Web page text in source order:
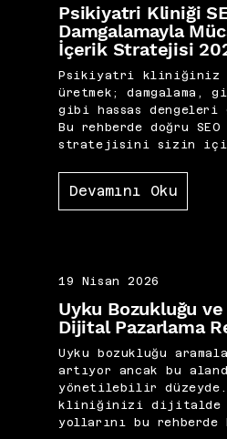
Psikiyatri Kliniği
Damgalamayla
İçerik Stratejisi
Psikiyatri kliniğiniz
üretmek; damgalama,
gibi hassas dengeleri
Bu rehberde doğru
stratejisini sizin
Devamını Oku
19 Nisan 2026
Uyku Bozukluğu
Dijital Pazarlama
Uyku bozukluğu
artıyor ancak bu
yönetilebilir düzeyde.
kliniğinizi dijitalde
yollarını bu rehberde